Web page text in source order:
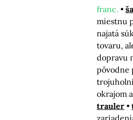
franc.
miestnu
najatá
tovaru,
dopravu
pôvodne
okrajom
trauler